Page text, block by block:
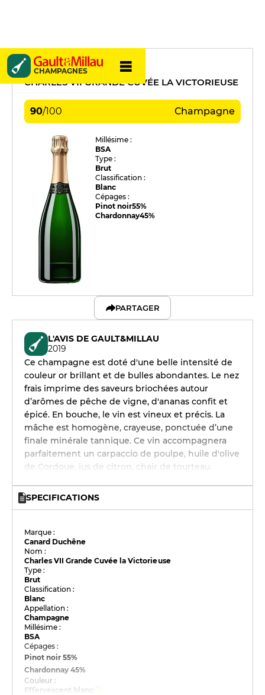
CHAMPAGNES
Canard Duchêne
CHARLES VII GRANDE CUVÉE LA VICTORIEUSE
90/100 Champagne
Millésime :
BSA
Type :
Brut
Classification :
Blanc
Cépages :
Pinot noir55%
Chardonnay45%
PARTAGER
L'AVIS DE GAULT&MILLAU
2019
Ce champagne est doté d'une belle intensité de
couleur or brillant et de bulles abondantes. Le nez
frais imprime des saveurs briochées autour
d’arômes de pêche de vigne, d'ananas confit et
épicé. En bouche, le vin est vineux et précis. La
mâche est homogène, crayeuse, ponctuée d’une
finale minérale tannique. Ce vin accompagnera
parfaitement un carpaccio de poulpe, huile d'olive
de Cordoue, jus de citron, chair de tourteau.
SPECIFICATIONS
Marque :
Canard Duchêne
Nom :
Charles VII Grande Cuvée la Victorieuse
Type :
Brut
Classification :
Blanc
Appellation :
Champagne
Millésime :
BSA
Cépages :
Pinot noir55%
Chardonnay45%
Couleur :
Effervescent blanc